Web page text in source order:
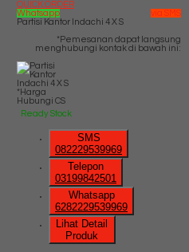
QUICK ORDER
Whatsapp
via SMS
Partisi Kantor Indachi 4 X S
*Pemesanan dapat langsung
menghubungi kontak di bawah ini:
*Harga
Hubungi CS
Ready Stock
SMS
082229539969
Telepon
03199842501
Whatsapp
6282229539969
Lihat Detail
Produk